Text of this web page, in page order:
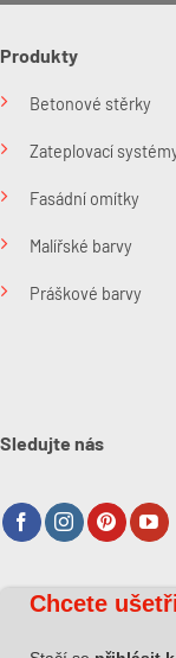
Produkty
Betonové stěrky
Zateplovací
Fasádní omítky
Malířské barvy
Práškové barvy
Sledujte nás
O společnosti
Chcete